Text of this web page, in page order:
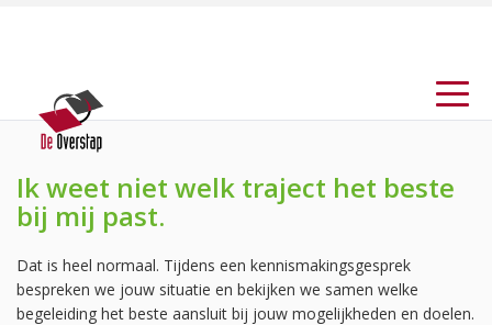
Ik weet niet welk traject het beste
bij mij past.
Dat is heel normaal. Tijdens een kennismakingsgesprek
bespreken we jouw situatie en bekijken we samen welke
begeleiding het beste aansluit bij jouw mogelijkheden en doelen.